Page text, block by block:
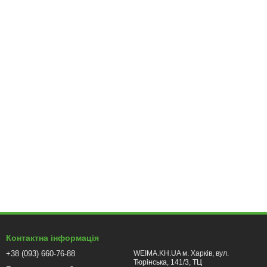
Контактна інформація
+38 (093) 660-76-88
WEIMA.KH.UA м. Харків, вул.
Тюрінська, 141/3, ТЦ